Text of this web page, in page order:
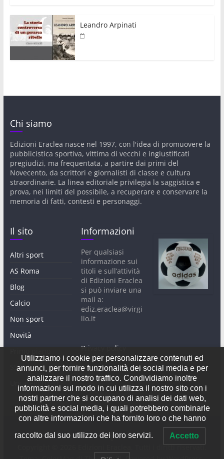
Leandro Arpinati
Chi siamo
Edizioni Eraclea nasce nel 1997, con l'idea di promuovere la
pubblicistica sportiva, vittima di vecchi e ingiustificati
pregiudizi, ma frequentata, a partire dai primi del
Novecento, da scrittori e giornalisti di classe e cultura
straordinarie. La linea editoriale privilegia la saggistica e
prova, nei limiti del possibile, a recuperare e conservare la
memoria di fatti, contesti e personaggi.
Il sito
Altri sport
AS Roma
Blog
Calcio
Non sport
Novità
SS Lazio
Uncategorized
Informazioni
Per qualsiasi
informazione sui
titoli e sull’attività
di Edizioni Eraclea
si può inviare una
mail a:
ediz.eraclea@virgi
lio.it
Privacy policy
. Tutti i diritti riservati.
Utilizziamo i cookie per personalizzare contenuti ed
annunci, per fornire funzionalità dei social media e per
analizzare il nostro traffico. Condividiamo inoltre
informazioni sul modo in cui utilizza il nostro sito con i
nostri partner che si occupano di analisi dei dati web,
pubblicità e social media, i quali potrebbero combinarle
con altre informazioni che ha fornito loro o che hanno
raccolto dal suo utilizzo dei loro servizi. Accetto